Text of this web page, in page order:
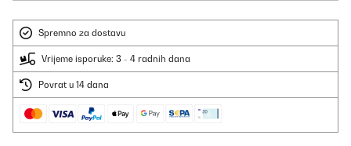
Spremno za dostavu
Vrijeme isporuke: 3 - 4 radnih dana
Povrat u 14 dana